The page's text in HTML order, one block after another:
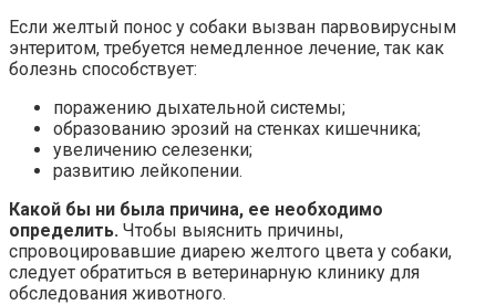
Если желтый понос у собаки вызван парвовирусным
энтеритом, требуется немедленное лечение, так как
болезнь способствует:
поражению дыхательной системы;
образованию эрозий на стенках кишечника;
увеличению селезенки;
развитию лейкопении.
Какой бы ни была причина, ее необходимо
определить. Чтобы выяснить причины,
спровоцировавшие диарею желтого цвета у собаки,
следует обратиться в ветеринарную клинику для
обследования животного.